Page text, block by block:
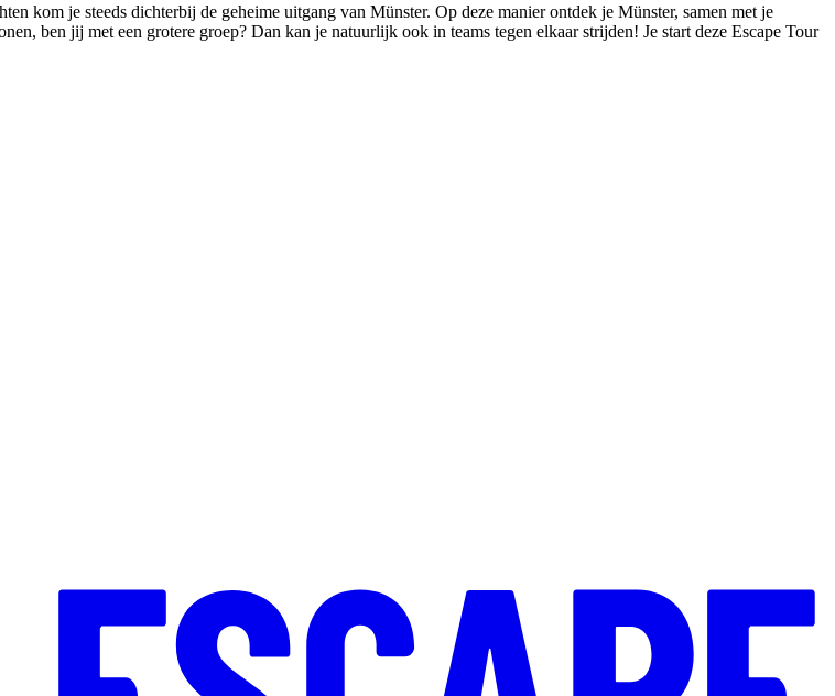
kom je steeds dichterbij de geheime uitgang van Münster. Op deze manier ontdek je Münster, samen met je
ben jij met een grotere groep? Dan kan je natuurlijk ook in teams tegen elkaar strijden! Je start deze Escape Tour